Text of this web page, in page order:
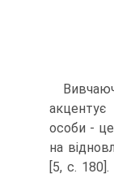
особи -
на
[5, с.